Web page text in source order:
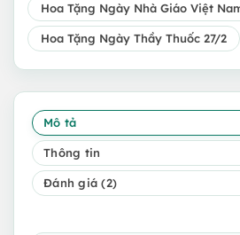
Hoa Tặng Ngày Nhà Giáo Việt
Hoa Tặng Ngày Thầy Thuốc 27/2
Mô tả
Thông tin
Đánh giá (2)